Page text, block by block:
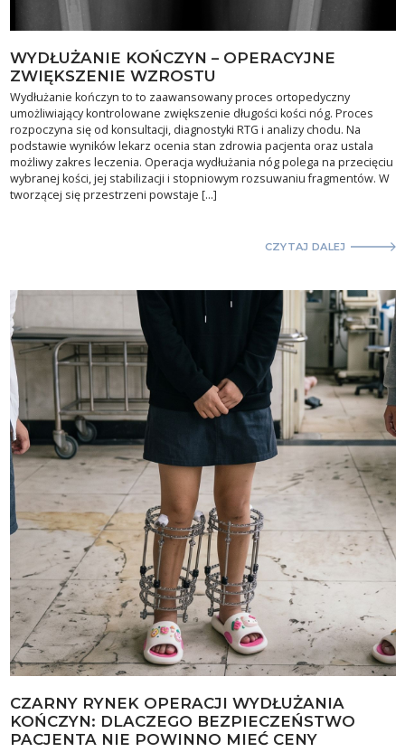
WYDŁUŻANIE KOŃCZYN – OPERACYJNE
ZWIĘKSZENIE WZROSTU
Wydłużanie kończyn to to zaawansowany proces ortopedyczny
umożliwiający kontrolowane zwiększenie długości kości nóg. Proces
rozpoczyna się od konsultacji, diagnostyki RTG i analizy chodu. Na
podstawie wyników lekarz ocenia stan zdrowia pacjenta oraz ustala
możliwy zakres leczenia. Operacja wydłużania nóg polega na przecięciu
wybranej kości, jej stabilizacji i stopniowym rozsuwaniu fragmentów. W
tworzącej się przestrzeni powstaje […]
CZYTAJ DALEJ
CZARNY RYNEK OPERACJI WYDŁUŻANIA
KOŃCZYN: DLACZEGO BEZPIECZEŃSTWO
PACJENTA NIE POWINNO MIEĆ CENY